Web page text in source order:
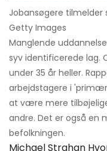
Jobansøgere tilmelder
Getty Images
Manglende
syv identificerede lag.
under 35 år heller.
arbejdstagere i
at være mere
andre. Det er også
befolkningen.
Michael Strahan